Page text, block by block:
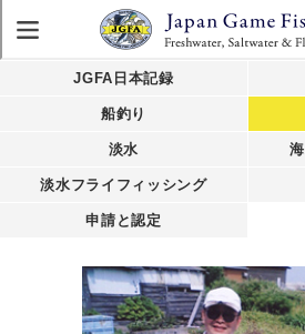
JGFA日本記録
船釣り
淡水
淡水フライフィッシング
申請と認定